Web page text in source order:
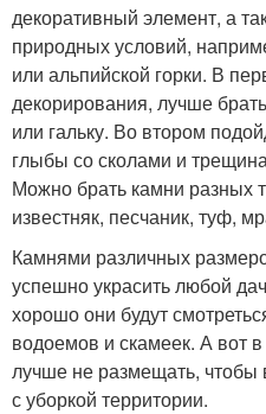
декоративный элемент, а
природных условий,
или альпийской горки. В
декорирования, лучше
или гальку. Во втором
глыбы со сколами и
Можно брать камни разных
известняк, песчаник, туф,
Камнями различных
успешно украсить любой
хорошо они будут
водоемов и скамеек. А вот
лучше не размещать,
с уборкой территории.